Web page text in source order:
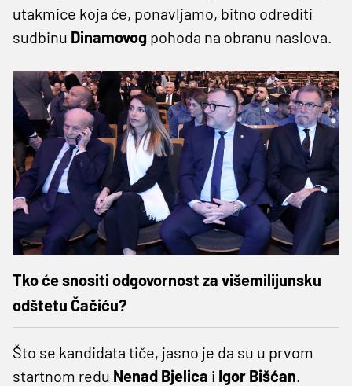
utakmice koja će, ponavljamo, bitno odrediti
sudbinu Dinamovog pohoda na obranu naslova.
Tko će snositi odgovornost za višemilijunsku
odštetu Čačiću?
Što se kandidata tiče, jasno je da su u prvom
startnom redu Nenad Bjelica i Igor Bišćan